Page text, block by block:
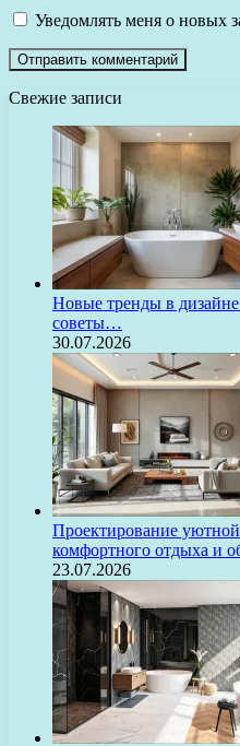
Уведомлять меня о новых
Свежие записи
Новые тренды в
советы…
30.07.2026
Проектирование
комфортного отдыха и
23.07.2026